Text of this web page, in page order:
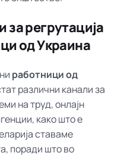
за регрутација
од Украина
работници од
различни канали за
на труд, онлајн
како што е
ставаме
поради што во